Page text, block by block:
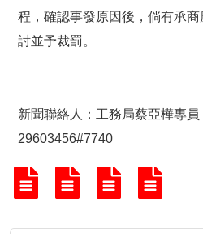
程，確認事發原因後，倘有承
討並予裁罰。
新聞聯絡人：工務局蔡亞樺專員
29603456#7740